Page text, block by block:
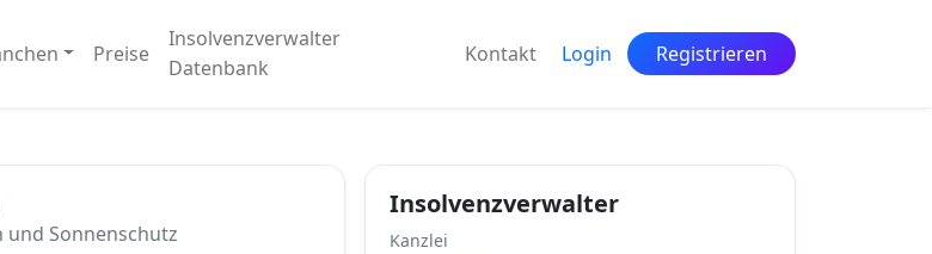
Preise
Insolvenzverwalter
Datenbank
Kontakt Login Registrieren
und Sonnenschutz
Insolvenzverwalter
Kanzlei